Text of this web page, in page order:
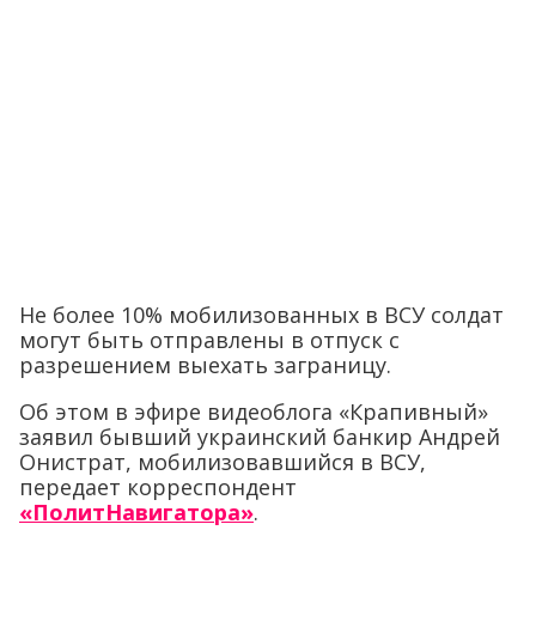
Не более 10% мобилизованных в ВСУ солдат
могут быть отправлены в отпуск с
разрешением выехать заграницу.
Об этом в эфире видеоблога «Крапивный»
заявил бывший украинский банкир Андрей
Онистрат, мобилизовавшийся в ВСУ,
передает корреспондент
«ПолитНавигатора».